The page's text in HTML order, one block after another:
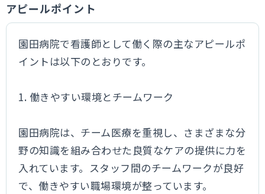
アピールポイント
園田病院で看護師として働く際の主なアピールポ
イントは以下のとおりです。
1. 働きやすい環境とチームワーク
園田病院は、チーム医療を重視し、さまざまな分
野の知識を組み合わせた良質なケアの提供に力を
入れています。スタッフ間のチームワークが良好
で、働きやすい職場環境が整っています。